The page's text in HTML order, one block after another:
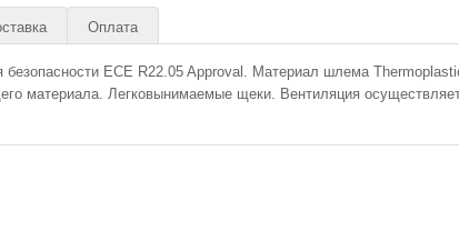
Оплата
ECE R22.05 Approval. Материал шлема
материала. Легковынимаемые щеки. Вентиляция